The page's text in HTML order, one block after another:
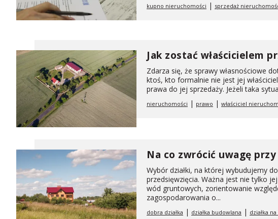
kupno nieruchomości | sprzedaż
Jak zostać właścicielem
Zdarza się, że sprawy własnościowe
ktoś, kto formalnie nie jest jej
prawa do jej sprzedaży. Jeżeli taka
nieruchomości | prawo | właściciel
Na co zwrócić uwagę
Wybór działki, na której wybudujemy
przedsięwzięcia. Ważna jest nie tylko
wód gruntowych, zorientowanie
zagospodarowania o...
dobra działka | działka budowlana | działka